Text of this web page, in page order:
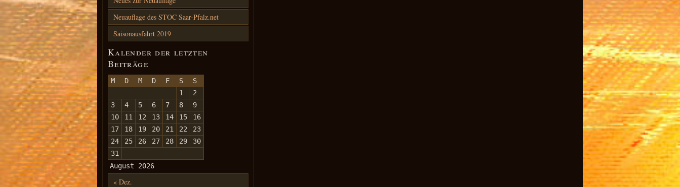
Neuauflage des STOC Saar-Pfalz.net
Saisonausfahrt 2019
Kalender der letzten
Beiträge
August 2026
M D M D F S
S
1
2
3
4 5 6 7 8
9
10
11 12 13 14 15
16
17
18 19 20 21 22
23
24
25 26 27 28 29
30
31
« Dez.